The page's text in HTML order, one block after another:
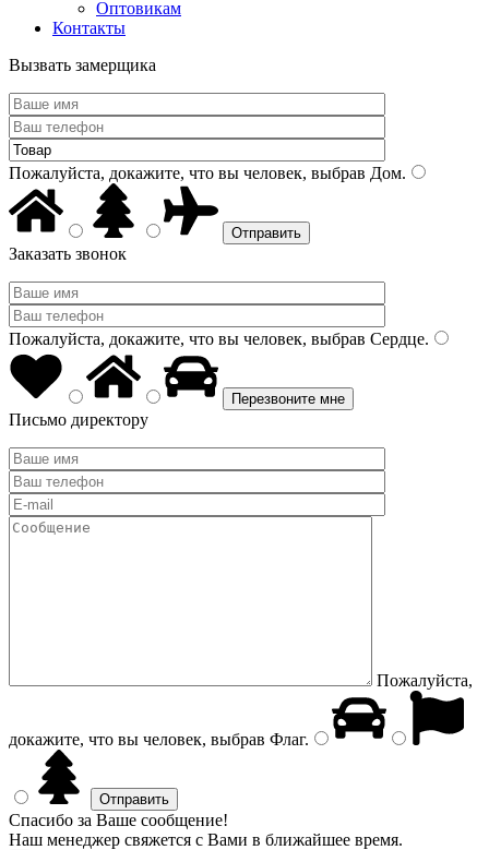
Оптовикам
Контакты
Вызвать замерщика
Пожалуйста, докажите, что вы человек, выбрав Дом.
Заказать звонок
Пожалуйста, докажите, что вы человек, выбрав Сердце.
Письмо директору
Пожалуйста,
докажите, что вы человек, выбрав Флаг.
Спасибо за Ваше сообщение!
Наш менеджер свяжется с Вами в ближайшее время.